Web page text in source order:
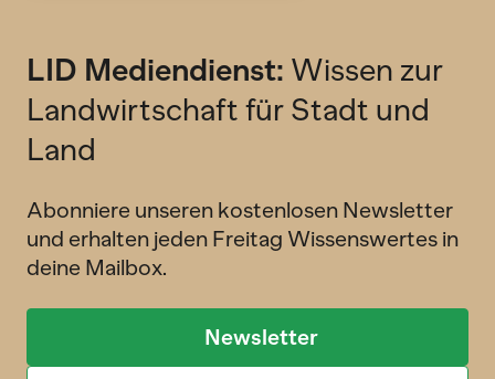
LID Mediendienst: Wissen zur
Landwirtschaft für Stadt und
Land
Abonniere unseren kostenlosen Newsletter
und erhalten jeden Freitag Wissenswertes in
deine Mailbox.
Newsletter